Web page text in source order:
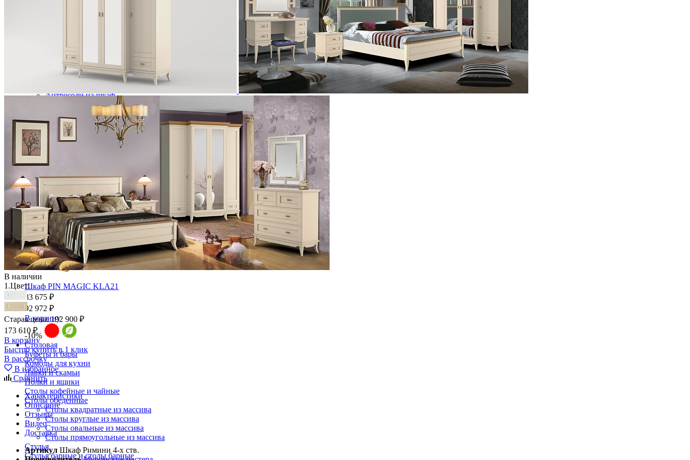
Кровати металлические
Спальные гарнитуры
Туалетные столики
Тумбы прикроватные
Антресоли на шкаф
Полки и ящики в шкаф для одежды
Шкаф 1-дверный для одежды и белья
Шкафы 2-х дверные для одежды и белья
Шкафы 3-х дверные для одежды и белья
Шкафы 4-х дверные для одежды и белья
Шкафы 5-ти дверные для одежды и белья
Шкафы 6-ти дверные для одежды и белья
Шкафы угловые для одежды и белья
Ящики и короба
Шкаф PIN MAGIC KLA21
83 675 ₽
92 972 ₽
В корзину
-10%
Столовая
Буфеты и бары
Комоды для кухни
Лавки и скамьи
Полки и ящики
Столы кофейные и чайные
Столы обеденные
Столы квадратные из массива
Столы круглые из массива
Столы овальные из массива
Столы прямоугольные из массива
Стулья
Стулья барные и столы барные
В наличии
1.Цвет:
Старая цена:192 900 ₽
173 610 ₽
В корзину
Быстро купить в 1 клик
В рассрочку
В избранное
Сравнить
Характеристики
Описание
Отзывы
Видео
Доставка
Артикул Шкаф Римини 4-х ств.